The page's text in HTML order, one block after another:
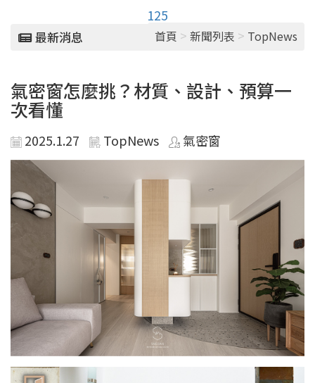
125
最新消息 首頁 > 新聞列表 > TopNews
氣密窗怎麼挑？材質、設計、預算一
次看懂
2025.1.27 TopNews 氣密窗